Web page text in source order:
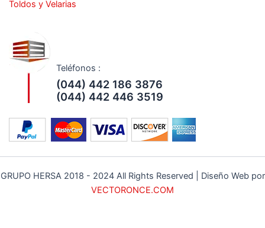
Toldos y Velarias
Teléfonos :
(044) 442 186 3876
(044) 442 446 3519
GRUPO HERSA 2018 - 2024 All Rights Reserved | Diseño Web por
VECTORONCE.COM